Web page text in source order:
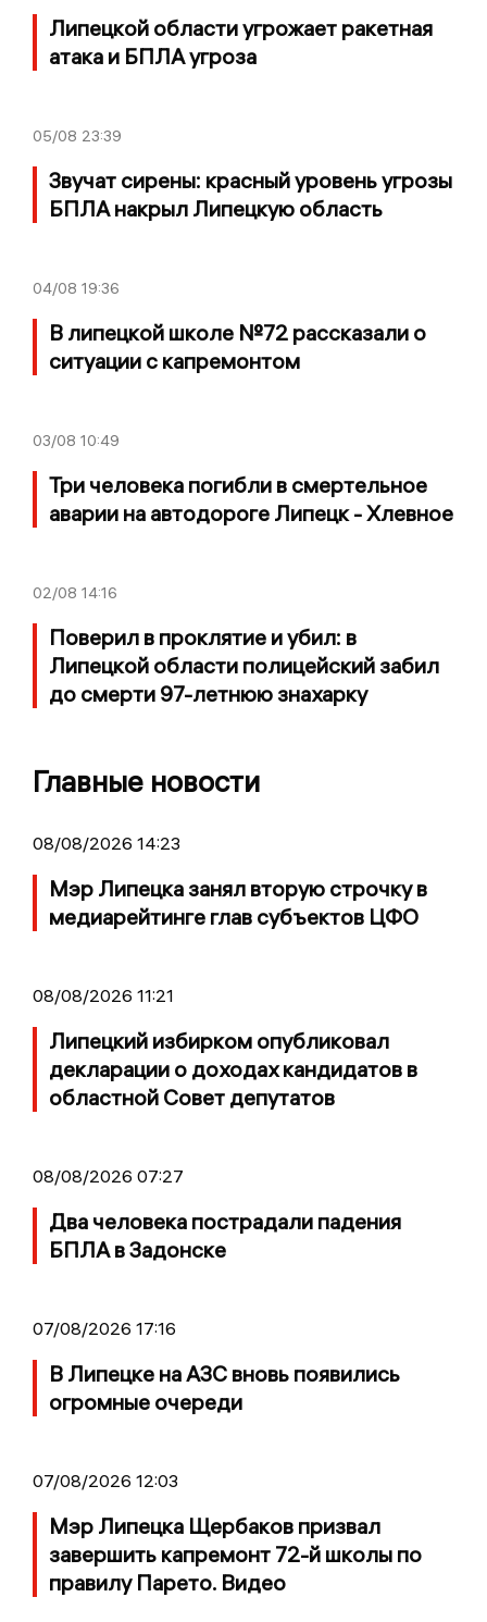
Липецкой области угрожает ракетная
атака и БПЛА угроза
05/08 23:39
Звучат сирены: красный уровень угрозы
БПЛА накрыл Липецкую область
04/08 19:36
В липецкой школе №72 рассказали о
ситуации с капремонтом
03/08 10:49
Три человека погибли в смертельное
аварии на автодороге Липецк - Хлевное
02/08 14:16
Поверил в проклятие и убил: в
Липецкой области полицейский забил
до смерти 97-летнюю знахарку
Главные новости
08/08/2026 14:23
Мэр Липецка занял вторую строчку в
медиарейтинге глав субъектов ЦФО
08/08/2026 11:21
Липецкий избирком опубликовал
декларации о доходах кандидатов в
областной Совет депутатов
08/08/2026 07:27
Два человека пострадали падения
БПЛА в Задонске
07/08/2026 17:16
В Липецке на АЗС вновь появились
огромные очереди
07/08/2026 12:03
Мэр Липецка Щербаков призвал
завершить капремонт 72-й школы по
правилу Парето. Видео